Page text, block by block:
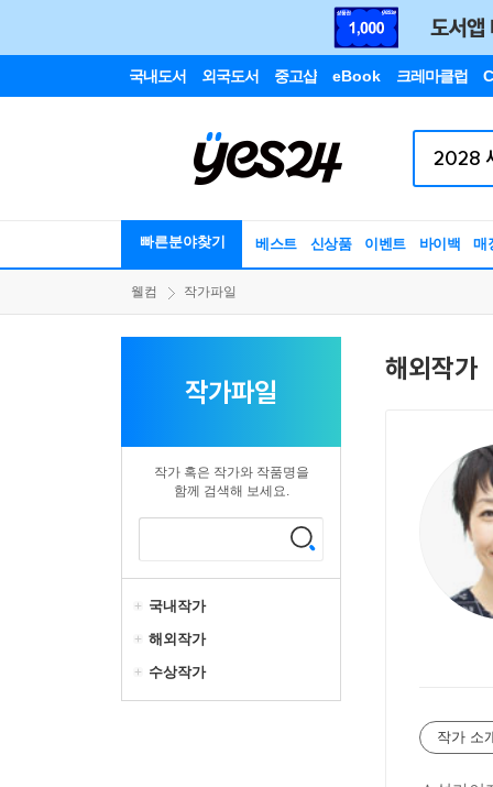
국내도서 외국도서 중고샵 eBook 크레마클럽
빠른분야찾기 베스트 신상품 이벤트 바이백 매
웰컴 작가파일
작가파일
작가 혹은 작가와 작품명을
함께 검색해 보세요.
국내작가
해외작가
수상작가
해외작가
작가 소